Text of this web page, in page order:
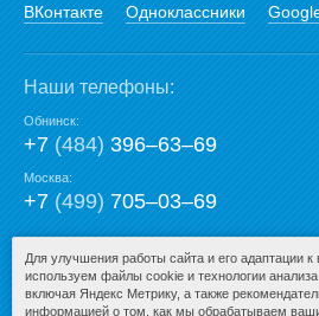
ВКонтакте Одноклассники
Наши телефоны:
Обнинск:
+7(484)396‒63‒69
Москва:
+7(499)705‒03‒69
E-mail:
mail@san-premium.ru
Для улучшения работы сайта и его адаптации
используем файлы cookie и технологии анализа
включая Яндекс Метрику, а также
информацией о том, как мы обрабатываем